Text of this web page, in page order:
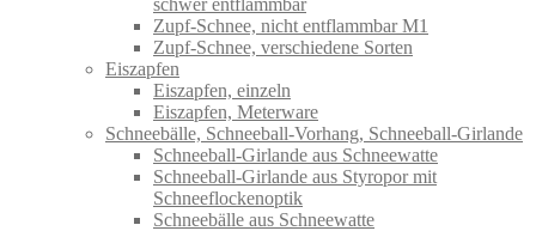
Zupf-Schnee, nicht entflammbar M1
Zupf-Schnee, verschiedene Sorten
Eiszapfen
Eiszapfen, einzeln
Eiszapfen, Meterware
Schneebälle, Schneeball-Vorhang, Schneeball-Girlande
Schneeball-Girlande aus Schneewatte
Schneeball-Girlande aus Styropor mit
Schneeflockenoptik
Schneebälle aus Schneewatte